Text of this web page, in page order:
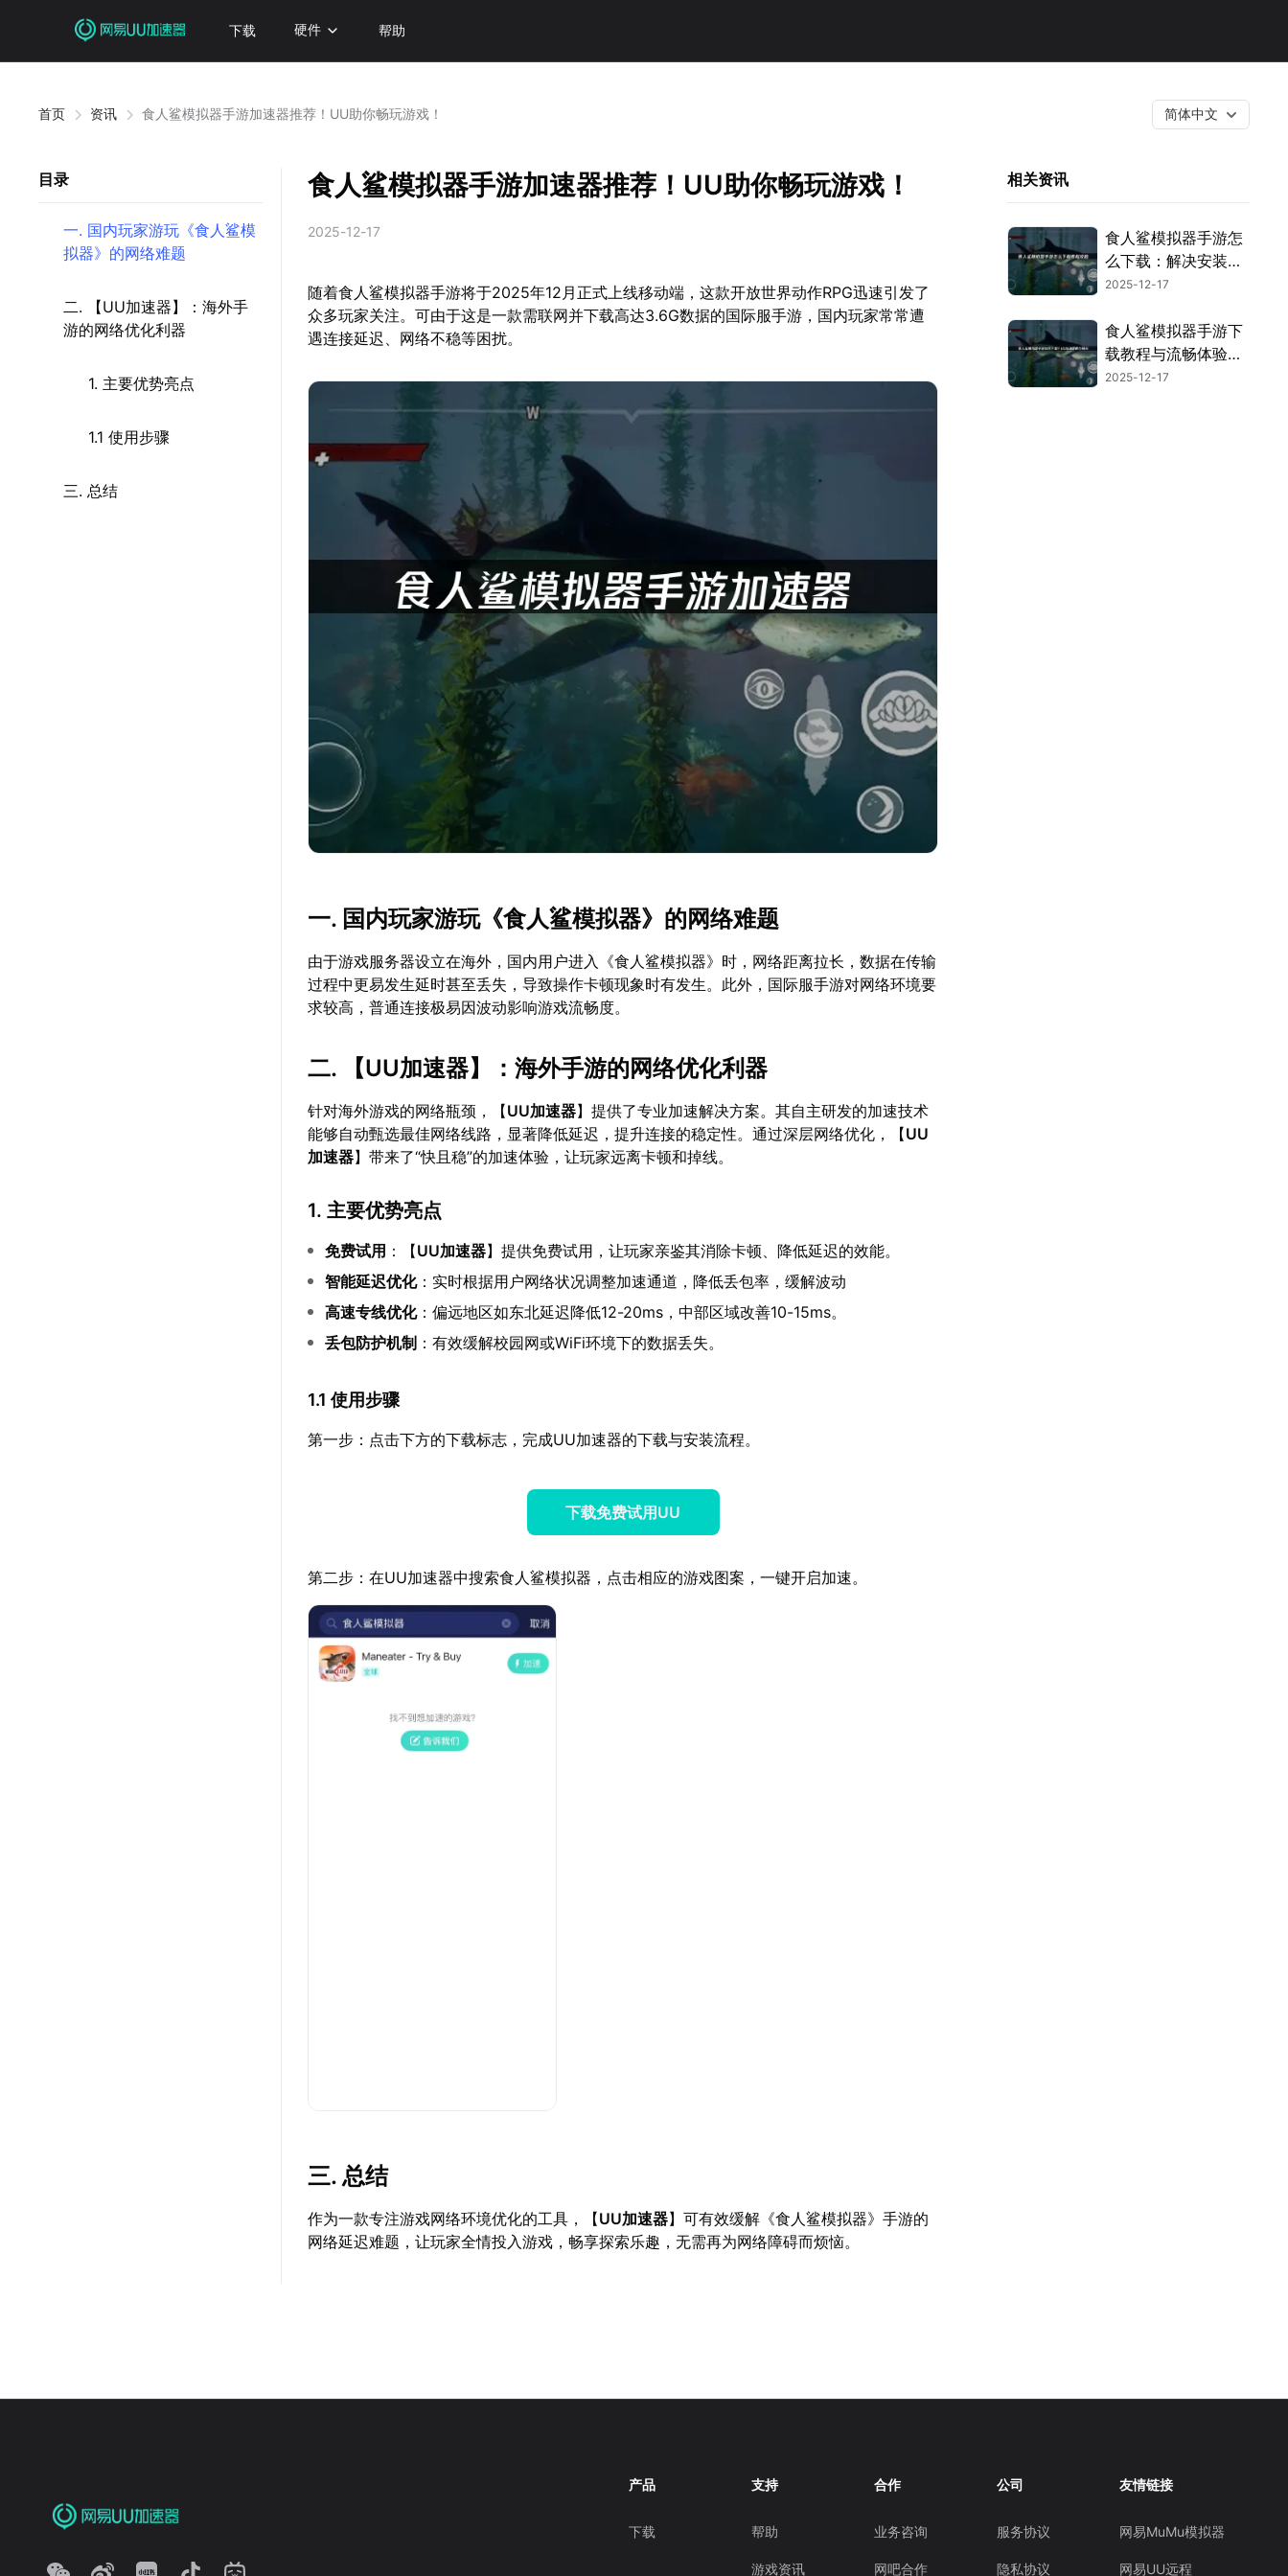
下载 硬件 帮助
首页 资讯 食人鲨模拟器手游加速器推荐！UU助你畅玩游戏！ 简体中文
目录
一. 国内玩家游玩《食人鲨模
拟器》的网络难题
二. 【UU加速器】：海外手
游的网络优化利器
1. 主要优势亮点
1.1 使用步骤
三. 总结
食人鲨模拟器手游加速器推荐！UU助你畅玩游戏！
2025-12-17
随着食人鲨模拟器手游将于2025年12月正式上线移动端，这款开放世界动作RPG迅速引发了
众多玩家关注。可由于这是一款需联网并下载高达3.6G数据的国际服手游，国内玩家常常遭
遇连接延迟、网络不稳等困扰。
一. 国内玩家游玩《食人鲨模拟器》的网络难题
由于游戏服务器设立在海外，国内用户进入《食人鲨模拟器》时，网络距离拉长，数据在传输
过程中更易发生延时甚至丢失，导致操作卡顿现象时有发生。此外，国际服手游对网络环境要
求较高，普通连接极易因波动影响游戏流畅度。
二. 【UU加速器】：海外手游的网络优化利器
针对海外游戏的网络瓶颈，【UU加速器】提供了专业加速解决方案。其自主研发的加速技术
能够自动甄选最佳网络线路，显著降低延迟，提升连接的稳定性。通过深层网络优化，【UU
加速器】带来了“快且稳”的加速体验，让玩家远离卡顿和掉线。
1. 主要优势亮点
免费试用 ：【UU加速器】提供免费试用，让玩家亲鉴其消除卡顿、降低延迟的效能。
智能延迟优化：实时根据用户网络状况调整加速通道，降低丢包率，缓解波动
高速专线优化：偏远地区如东北延迟降低12-20ms，中部区域改善10-15ms。
丢包防护机制 ：有效缓解校园网或WiFi环境下的数据丢失。
1.1 使用步骤
第一步：点击下方的下载标志，完成UU加速器的下载与安装流程。
下载免费试用UU
第二步：在UU加速器中搜索食人鲨模拟器，点击相应的游戏图案，一键开启加速。
三. 总结
作为一款专注游戏网络环境优化的工具，【UU加速器】可有效缓解《食人鲨模拟器》手游的
网络延迟难题，让玩家全情投入游戏，畅享探索乐趣，无需再为网络障碍而烦恼。
相关资讯
食人鲨模拟器手游怎
么下载：解决安装难
题！
2025-12-17
食人鲨模拟器手游下
载教程与流畅体验指
南！
2025-12-17
产品
下载
支持
帮助
游戏资讯
合作
业务咨询
网吧合作
公司
服务协议
隐私协议
友情链接
网易MuMu模拟器
网易UU远程